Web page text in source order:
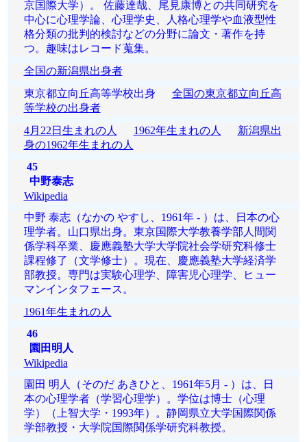
京国際大学）。 佐藤達哉、尾見康博との共同研究を
中心に心理学論、心理学史、人格心理学や血液型性
格分類の批判的検討などの分野に論文・著作を持
つ。趣味はレコード蒐集。
全国の新潟県出身者
東京都立向丘高等学校出身 全国の東京都立向丘高
等学校の出身者
4月22日生まれの人
1962年生まれの人
新潟県出
身の1962年生まれの人
45
中野泰志
Wikipedia
中野 泰志（なかの やすし、1961年 - ）は、日本の心
理学者。山口県出身。東京国際大学教養学部人間関
係学科卒業、慶應義塾大学大学院社会学研究科修士
課程修了（文学修士）。現在、慶應義塾大学経済学
部教授。専門は実験心理学、障害児心理学、ヒュー
マンインタフェース。
1961年生まれの人
46
園田明人
Wikipedia
園田 明人（そのだ あきひと、1961年5月 - ）は、日
本の心理学者（学習心理学）。学位は博士（心理
学）（上智大学・1993年）。静岡県立大学国際関係
学部教授・大学院国際関係学研究科教授。